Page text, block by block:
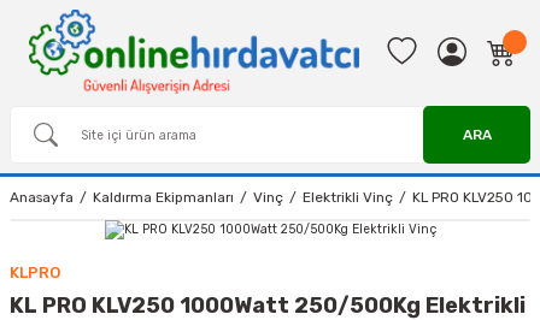
ARA
Anasayfa Kaldırma Ekipmanları Vinç Elektrikli Vinç KL PRO KLV250
KLPRO
KL PRO KLV250 1000Watt 250/500Kg Elektrikli